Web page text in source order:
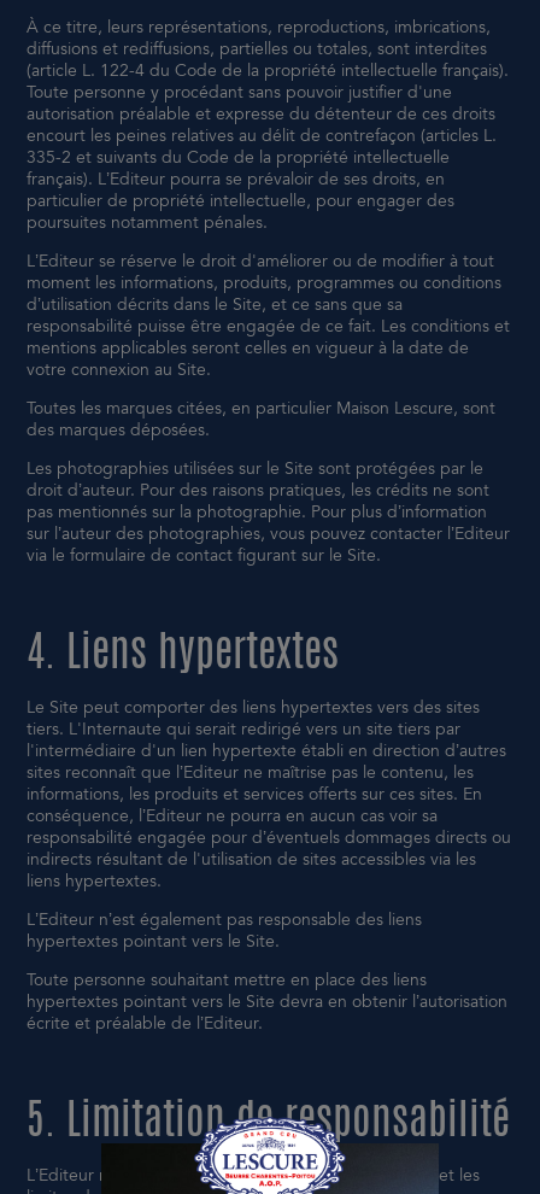
À ce titre, leurs représentations, reproductions, imbrications,
diffusions et rediffusions, partielles ou totales, sont interdites
(article L. 122-4 du Code de la propriété intellectuelle français).
Toute personne y procédant sans pouvoir justifier d'une
autorisation préalable et expresse du détenteur de ces droits
encourt les peines relatives au délit de contrefaçon (articles L.
335-2 et suivants du Code de la propriété intellectuelle
français). L’Editeur pourra se prévaloir de ses droits, en
particulier de propriété intellectuelle, pour engager des
poursuites notamment pénales.
L’Editeur se réserve le droit d'améliorer ou de modifier à tout
moment les informations, produits, programmes ou conditions
d’utilisation décrits dans le Site, et ce sans que sa
responsabilité puisse être engagée de ce fait. Les conditions et
mentions applicables seront celles en vigueur à la date de
votre connexion au Site.
Toutes les marques citées, en particulier Maison Lescure, sont
des marques déposées.
Les photographies utilisées sur le Site sont protégées par le
droit d’auteur. Pour des raisons pratiques, les crédits ne sont
pas mentionnés sur la photographie. Pour plus d’information
sur l’auteur des photographies, vous pouvez contacter l’Editeur
via le formulaire de contact figurant sur le Site.
4. Liens hypertextes
Le Site peut comporter des liens hypertextes vers des sites
tiers. L'Internaute qui serait redirigé vers un site tiers par
l'intermédiaire d'un lien hypertexte établi en direction d’autres
sites reconnaît que l’Editeur ne maîtrise pas le contenu, les
informations, les produits et services offerts sur ces sites. En
conséquence, l’Editeur ne pourra en aucun cas voir sa
responsabilité engagée pour d’éventuels dommages directs ou
indirects résultant de l'utilisation de sites accessibles via les
liens hypertextes.
L’Editeur n’est également pas responsable des liens
hypertextes pointant vers le Site.
Toute personne souhaitant mettre en place des liens
hypertextes pointant vers le Site devra en obtenir l’autorisation
écrite et préalable de l’Editeur.
5. Limitation de responsabilité
L’Editeur rappelle aux Internautes les caractéristiques et les